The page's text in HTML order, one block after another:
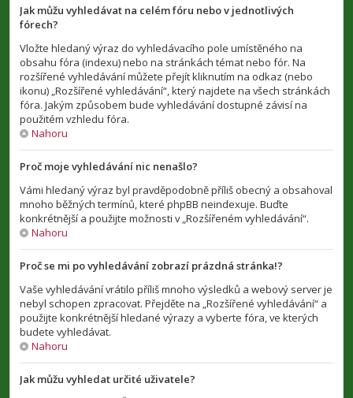
Jak můžu vyhledávat na celém fóru nebo v jednotlivých
fórech?
Vložte hledaný výraz do vyhledávacího pole umístěného na
obsahu fóra (indexu) nebo na stránkách témat nebo fór. Na
rozšířené vyhledávání můžete přejít kliknutím na odkaz (nebo
ikonu) „Rozšířené vyhledávání“, který najdete na všech stránkách
fóra. Jakým způsobem bude vyhledávání dostupné závisí na
použitém vzhledu fóra.
Nahoru
Proč moje vyhledávání nic nenašlo?
Vámi hledaný výraz byl pravděpodobně příliš obecný a obsahoval
mnoho běžných termínů, které phpBB neindexuje. Buďte
konkrétnější a použijte možnosti v „Rozšířeném vyhledávání“.
Nahoru
Proč se mi po vyhledávání zobrazí prázdná stránka!?
Vaše vyhledávání vrátilo příliš mnoho výsledků a webový server je
nebyl schopen zpracovat. Přejděte na „Rozšířené vyhledávání“ a
použijte konkrétnější hledané výrazy a vyberte fóra, ve kterých
budete vyhledávat.
Nahoru
Jak můžu vyhledat určité uživatele?